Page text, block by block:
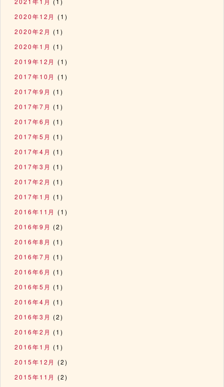
2020年12月 (1)
2020年2月 (1)
2020年1月 (1)
2019年12月 (1)
2017年10月 (1)
2017年9月 (1)
2017年7月 (1)
2017年6月 (1)
2017年5月 (1)
2017年4月 (1)
2017年3月 (1)
2017年2月 (1)
2017年1月 (1)
2016年11月 (1)
2016年9月 (2)
2016年8月 (1)
2016年7月 (1)
2016年6月 (1)
2016年5月 (1)
2016年4月 (1)
2016年3月 (2)
2016年2月 (1)
2016年1月 (1)
2015年12月 (2)
2015年11月 (2)